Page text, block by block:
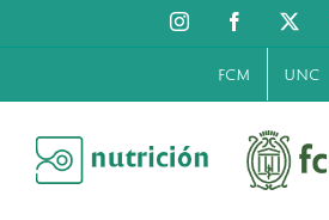
al
InstagramFacebook
FCM UNC